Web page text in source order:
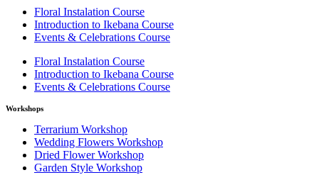
Floral Instalation Course
Introduction to Ikebana Course
Events & Celebrations Course
Floral Instalation Course
Introduction to Ikebana Course
Events & Celebrations Course
Workshops
Terrarium Workshop
Wedding Flowers Workshop
Dried Flower Workshop
Garden Style Workshop